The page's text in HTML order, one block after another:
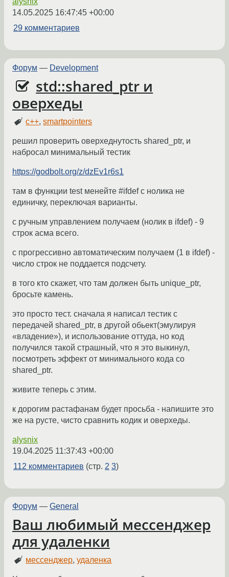
14.05.2025 16:47:45 +00:00
29 комментариев
Форум — Development
std::shared_ptr и
оверхеды
c++,smartpointers
решил проверить оверхеднутость shared_ptr, и
набросал минимальный тестик
https://godbolt.org/z/dzEv1r6s1
там в функции test менейте #ifdef с нолика не
единичку, переключая варианты.
с ручным управлением получаем (нолик в ifdef) - 9
строк асма всего.
с прогрессивно автоматическим получаем (1 в ifdef) -
число строк не поддается подсчету.
в того кто скажет, что там должен быть unique_ptr,
бросьте камень.
это просто тест. сначала я написал тестик с
передачей shared_ptr, в другой обьект(эмулируя
«владение»), и использование оттуда, но код
получился такой страшный, что я это выкинул,
посмотреть эффект от минимального кода со
shared_ptr.
живите теперь с этим.
к дорогим растафанам будет просьба - напишите это
же на русте, чисто сравнить кодик и оверхеды.
alysnix
19.04.2025 11:37:43 +00:00
112 комментариев (стр. 2 3)
Форум — General
Ваш любимый мессенджер
для удаленки
мессенджер,удаленка